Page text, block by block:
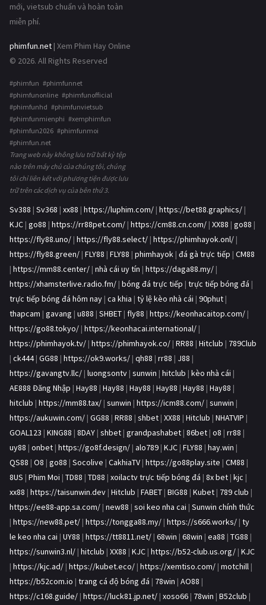
mới, vietsub chuẩn và hoàn toàn
miễn phí.
phimfun.net | Xem Phim Hay Online
© 2026. All Rights Reserved
#phimfun #phimfunnet
#phimfunonline #phimfunofficial
#phimfunhd #phimfunvietsub
#phimfunmienphi #xemphimfun
#phimfun2026 #phimfunmoi
#phimfun.net
Trang web này không lưu trữ bất kỳ tệp
nào trên máy chủ của chúng tôi, chúng
tôi chỉ liên kết với phương tiện được lưu
trữ trên các dịch vụ của bên thứ 3.
Sv388 | Sv368 | xx88 | https://luphim.com/ | https://bet88.graphics/ |
KJC | go88 | https://rr88pet.com/ | https://cm88.cn.com/ | XX88 | go88 |
https://fly88.uno/ | https://fly88.select/ | https://phimhayok.onl/ |
https://fly88.green/ | FLY88 | FLY88 | phimhayok | đá gà trực tiếp | CM88
| https://mm88.center/ | nhà cái uy tín | https://daga88.my/ |
https://xhamsterlive.radio.fm/ | bóng đá trực tiếp | trực tiếp bóng đá |
trực tiếp bóng đá hôm nay | ca khia | tỷ lệ kèo nhà cái | 90phut |
thapcam | gavang | u888 | SHBET | fly88 | https://keonhacaitop.com/ |
https://go88.tokyo/ | https://keonhacai.international/ |
https://phimhayok.tv/ | https://phimhayok.co/ | RR88 | Hitclub | 789Club
| ck444| GG88 | https://ok9.works/ | qh88 | rr88 | J88 |
https://gavangtv.llc/ | luongsontv | sunwin | hitclub | kèo nhà cái |
AE888 Đăng Nhập | Hay88 | Hay88 | Hay88 | Hay88 | Hay88 | Hay88 |
hitclub | https://mm88.tax/ | sunwin | https://icm88.com/ | sunwin |
https://aukuwin.com/ | GG88 | RR88 | shbet | XX88 | Hitclub | NHATVIP |
GOAL123 | KING88 | 8DAY | shbet | grandpashabet | 86bet | o8 | rr88 |
uy88 | onbet | https://go8f.design/ | alo789 | KJC | FLY88 | hay.win |
QS88 | O8 | go88 | Socolive | CakhiaTV | https://go88play.site | CM88 |
8US | Phim Moi | TD88 | TD88 | xoilactv trực tiếp bóng đá | 8x bet | kjc |
xx88 | https://taisunwin.dev | Hitclub | FABET | BIG88 | Kubet | 789 club |
https://ee88-app.sa.com/ | new88 | soi keo nha cai | Sunwin chính thức
| https://new88.pet/ | https://tongga88.my/ | https://s666.works/ | ty
le keo nha cai | UY88 | https://tt8811.net/ | 68win | 68win | ea88 | TG88 |
https://sunwin3.nl/ | hitclub | XX88 | KJC | https://b52-club.us.org/ | KJC
| https://kjc.ad/ | https://kubet.eco/ | https://xemtiso.com/ | motchill |
https://b52com.io | trang cá độ bóng đá | 78win | AO88 |
https://c168.guide/ | https://luck81.jp.net/ | xoso66 | 78win | B52club |